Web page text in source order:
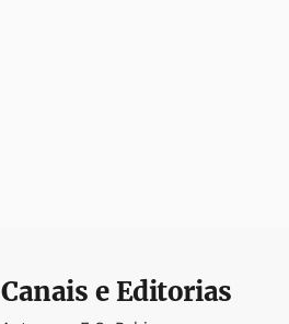
Canais e Editorias